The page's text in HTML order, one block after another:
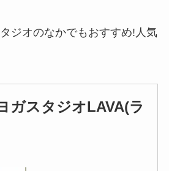
ジオのなかでもおすすめ!人気
ガスタジオLAVA(ラ